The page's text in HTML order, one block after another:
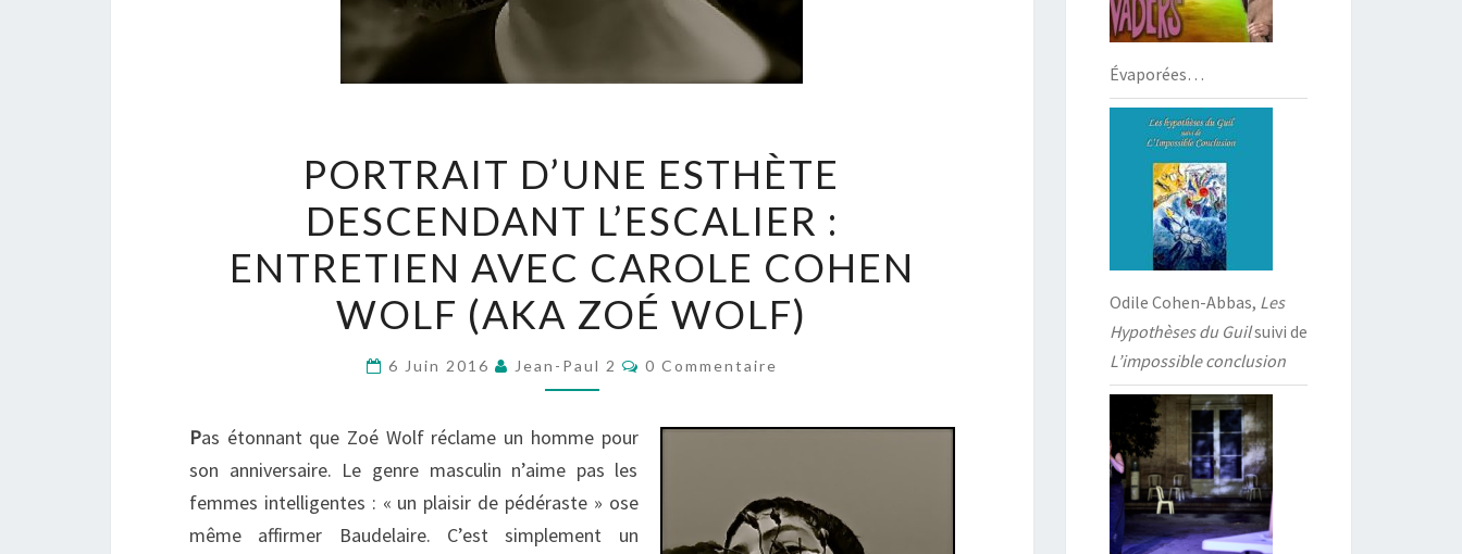
D’UNE
ESTHÈTE
DESCENDANT
L’ESCALIER
AVEC
COHEN
WOLF
(AKA
ZOÉ
PORTRAIT D’UNE ESTHÈTE
DESCENDANT L’ESCALIER :
ENTRETIEN AVEC CAROLE COHEN
WOLF (AKA ZOÉ WOLF)
6 Juin 2016 Jean-Paul 2 Commentaires
0 Commentaire
Pas étonnant que Zoé Wolf réclame un homme pour
son anniversaire. Le genre masculin n’aime pas les
femmes intelligentes : « un plaisir de pédéraste » ose
même affirmer Baudelaire. C’est simplement un
Évaporées…
Odile Cohen-Abbas, Les
Hypothèses du Guilsuivi de
L’impossible conclusion